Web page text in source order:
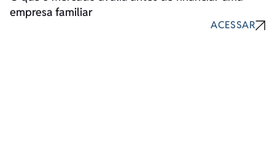
empresa familiar
ACESSAR